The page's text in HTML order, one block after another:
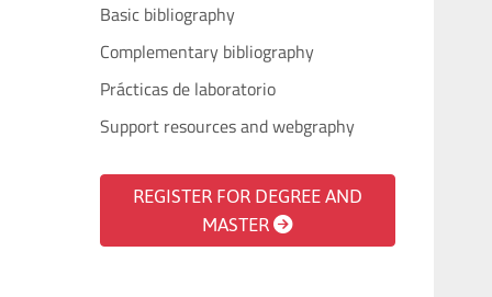
Basic bibliography
Complementary bibliography
Prácticas de laboratorio
Support resources and webgraphy
REGISTER FOR DEGREE AND
MASTER